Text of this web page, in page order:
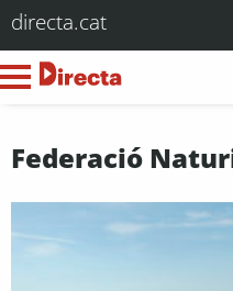
directa.cat
Federació